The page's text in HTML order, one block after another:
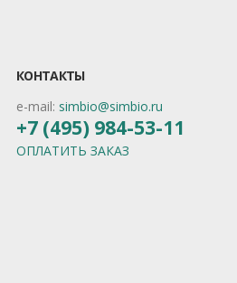
КОНТАКТЫ
e-mail: simbio@simbio.ru
+7 (495) 984-53-11
ОПЛАТИТЬ ЗАКАЗ